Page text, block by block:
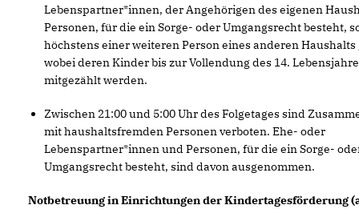
Lebenspartner*innen, der Angehörigen des eigenen
Personen, für die ein Sorge- oder Umgangsrecht besteht,
höchstens einer weiteren Person eines anderen
wobei deren Kinder bis zur Vollendung des 14.
mitgezählt werden.
Zwischen 21:00 und 5:00 Uhr des Folgetages sind
mit haushaltsfremden Personen verboten. Ehe- oder
Lebenspartner*innen und Personen, für die ein Sorge-
Umgangsrecht besteht, sind davon ausgenommen.
Notbetreuung in Einrichtungen der Kindertagesförderung